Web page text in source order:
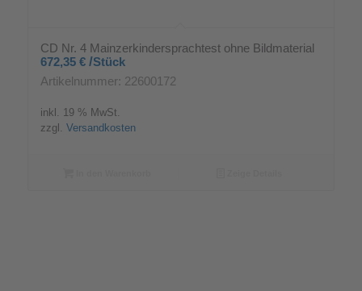
CD Nr. 4 Mainzerkindersprachtest ohne Bildmaterial
672,35 € /Stück
Artikelnummer: 22600172
inkl. 19 % MwSt.
zzgl. Versandkosten